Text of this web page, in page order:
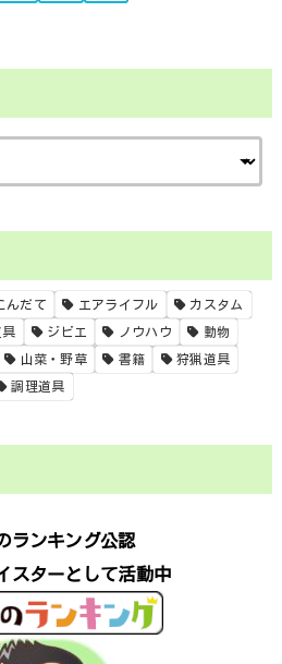
んだて エアライフル カスタム
具 ジビエ ノウハウ 動物
山菜・野草 書籍 狩猟道具
調理道具
ランキング公認
スターとして活動中